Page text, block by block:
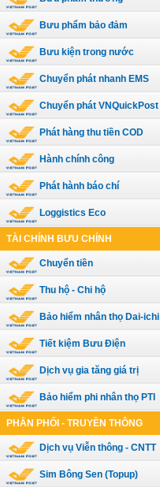
Bưu phẩm bảo đảm
Bưu kiện trong nước
Chuyển phát nhanh EMS
Chuyển phát VNQuickPost
Phát hàng thu tiền COD
Hành chính công
Phát hành báo chí
Loggistics Eco
TÀI CHÍNH BƯU CHÍNH
Chuyển tiền
Thu hộ - Chi hộ
Bảo hiểm nhân thọ Dai-ichi
Tiết kiệm Bưu Điện
Dịch vụ gia tăng giá trị
Bảo hiểm phi nhân thọ PTI
PHÂN PHỐI - TRUYỀN THÔNG
Dịch vụ Viễn thông - CNTT
Sim Bông Sen (Topup)